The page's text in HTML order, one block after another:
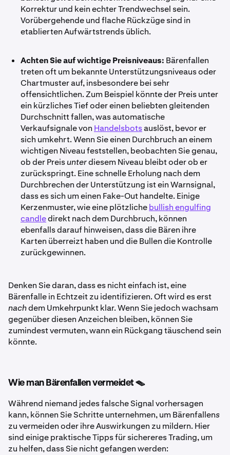
Korrektur und kein echter Trendwechsel sein.
Vorübergehende und flache Rückzüge sind in
etablierten Aufwärtstrends üblich.
Achten Sie auf wichtige Preisniveaus: Bärenfallen
treten oft um bekannte Unterstützungsniveaus oder
Chartmuster auf, insbesondere bei sehr
offensichtlichen. Zum Beispiel könnte der Preis unter
ein kürzliches Tief oder einen beliebten gleitenden
Durchschnitt fallen, was automatische
Verkaufsignale von Handelsbotsauslöst, bevor er
sich umkehrt. Wenn Sie einen Durchbruch an einem
wichtigen Niveau feststellen, beobachten Sie genau,
ob der Preisunterdiesem Niveau bleibt oder ob er
zurückspringt. Eine schnelle Erholung nach dem
Durchbrechen der Unterstützung ist ein Warnsignal,
dass es sich um einen Fake-Out handelte. Einige
Kerzenmuster, wie eine plötzlichebullish engulfing
candledirekt nach dem Durchbruch, können
ebenfalls darauf hinweisen, dass die Bären ihre
Karten überreizt haben und die Bullen die Kontrolle
zurückgewinnen.
Denken Sie daran, dass es nicht einfach ist, eine
Bärenfalle in Echtzeit zu identifizieren. Oft wird es erst
nachdem Umkehrpunkt klar. Wenn Sie jedoch wachsam
gegenüber diesen Anzeichen bleiben, können Sie
zumindest vermuten, wann ein Rückgang täuschend sein
könnte.
Wie man Bärenfallen vermeidet 🪤
Während niemand jedes falsche Signal vorhersagen
kann, können Sie Schritte unternehmen, um Bärenfallens
zu vermeiden oder ihre Auswirkungen zu mildern. Hier
sind einige praktische Tipps für sichereres Trading, um
zu helfen, dass Sie nicht gefangen werden: